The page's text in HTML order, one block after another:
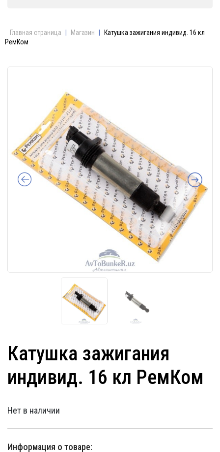
Главная страница Магазин
Катушка зажигания индивид. 16 кл
РемКом
Катушка зажигания
индивид. 16 кл РемКом
Нет в наличии
Информация о товаре: